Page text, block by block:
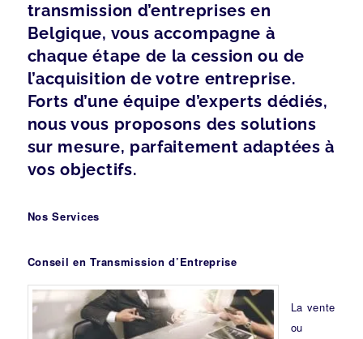
transmission d’entreprises en
Belgique, vous accompagne à
chaque étape de la cession ou de
l’acquisition de votre entreprise.
Forts d’une équipe d’experts dédiés,
nous vous proposons des solutions
sur mesure, parfaitement adaptées à
vos objectifs.
Nos Services
Conseil en Transmission d’Entreprise
La vente
ou